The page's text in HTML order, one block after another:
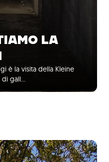
LA
è la visita della Kleine
gall...